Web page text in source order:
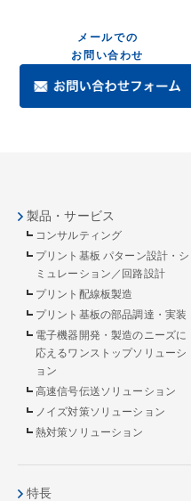
メールでの
お問い合わせ
製品・サービス
コンサルティング
プリント基板 パターン設計・シ
ミュレーション／回路設計
プリント配線板製造
プリント基板の部品調達・実装
電子機器開発・製造のニーズに
応えるワンストップソリューシ
ョン
高速信号伝送ソリューション
ノイズ対策ソリューション
熱対策ソリューション
特長